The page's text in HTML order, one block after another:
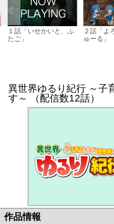
１話「いせかいと、ふ
たご」
２話「よ
ゅーる」
異世界ゆるり紀行 ～子
す～ （配信数12話）
作品情報